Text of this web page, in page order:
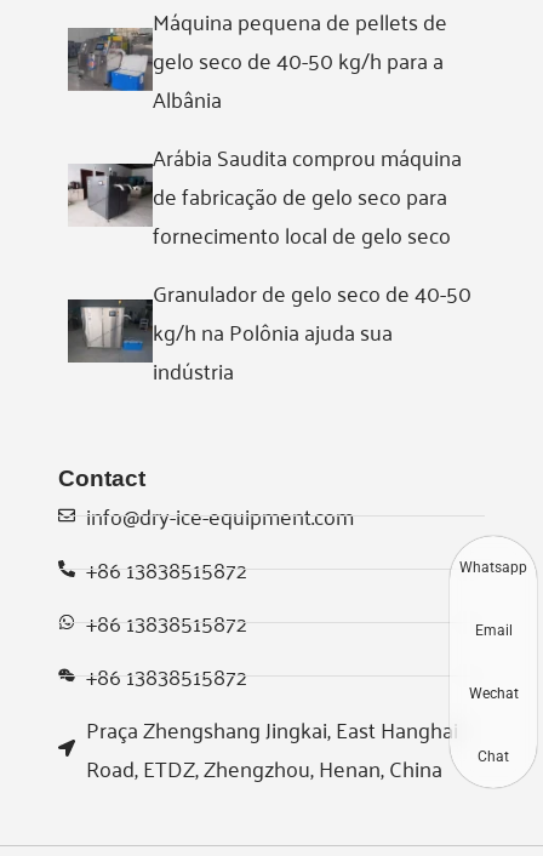
Máquina pequena de pellets de
gelo seco de 40-50 kg/h para a
Albânia
Arábia Saudita comprou máquina
de fabricação de gelo seco para
fornecimento local de gelo seco
Granulador de gelo seco de 40-50
kg/h na Polônia ajuda sua
indústria
Contact
info@dry-ice-equipment.com
+86 13838515872
+86 13838515872
+86 13838515872
Praça Zhengshang Jingkai, East Hanghai
Road, ETDZ, Zhengzhou, Henan, China
Whatsapp
Email
Wechat
Chat